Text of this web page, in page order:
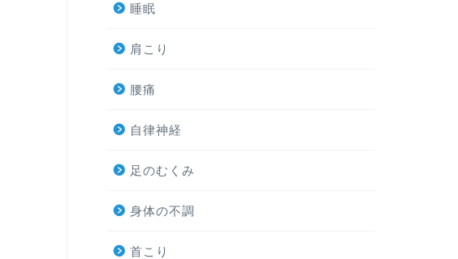
睡眠
肩こり
腰痛
自律神経
足のむくみ
身体の不調
首こり